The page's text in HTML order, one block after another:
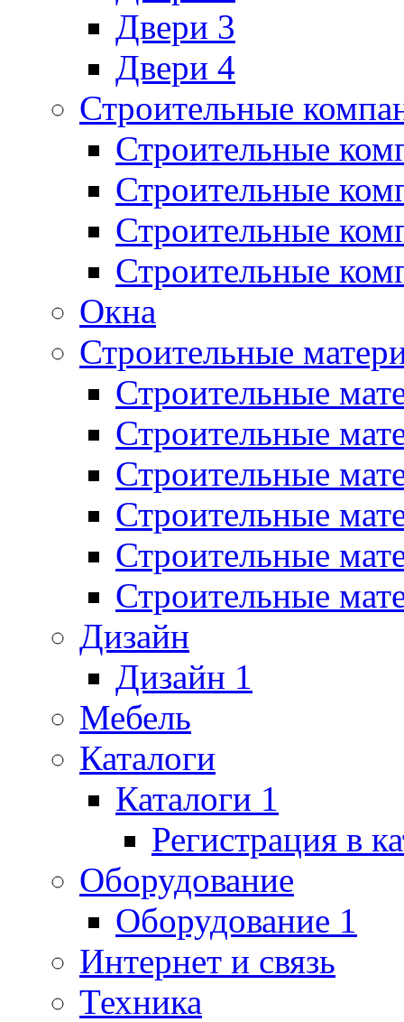
Двери 3
Двери 4
Строительные
Строительные
Строительные
Строительные
Строительные
Окна
Строительные
Строительные
Строительные
Строительные
Строительные
Строительные
Строительные
Дизайн
Дизайн 1
Мебель
Каталоги
Каталоги 1
Регистрация в
Оборудование
Оборудование 1
Интернет и связь
Техника